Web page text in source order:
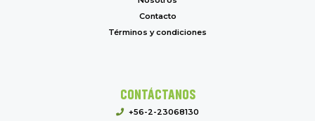
Contacto
Términos y condiciones
CONTÁCTANOS
+56-2-23068130